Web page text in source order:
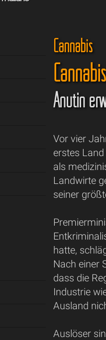
Cannabis
Anutin
Vor vier
erstes
als
Landwirte
seiner
hatte,
Nach einer
dass die
Industrie
Ausland
Auslöser